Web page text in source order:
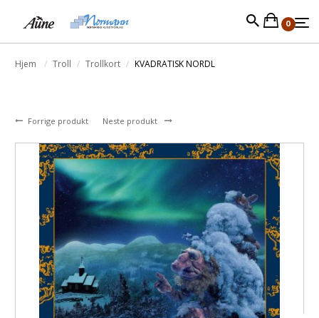
0
Hjem Troll Trollkort KVADRATISK NORDL
Forrige produkt Neste produkt